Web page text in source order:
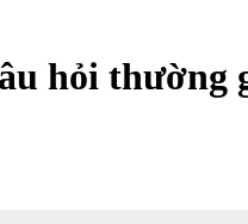
hỏi thường